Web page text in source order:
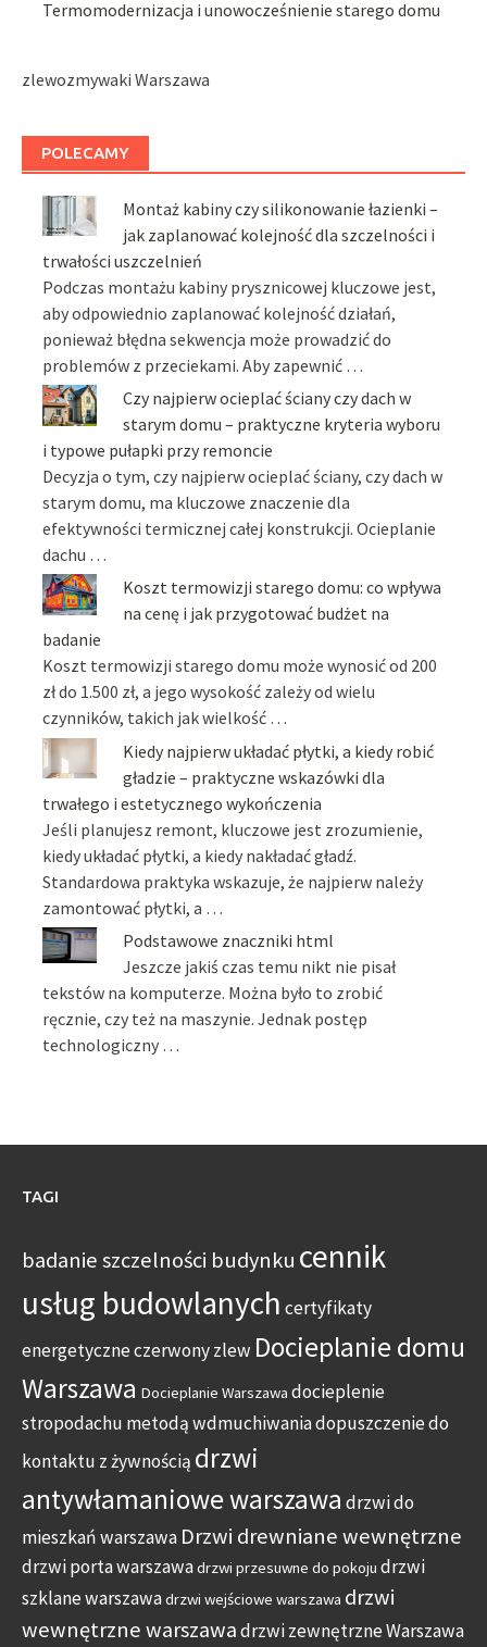
Termomodernizacja i unowocześnienie starego domu
zlewozmywaki Warszawa
POLECAMY
Montaż kabiny czy silikonowanie łazienki –
jak zaplanować kolejność dla szczelności i
trwałości uszczelnień
Podczas montażu kabiny prysznicowej kluczowe jest,
aby odpowiednio zaplanować kolejność działań,
ponieważ błędna sekwencja może prowadzić do
problemów z przeciekami. Aby zapewnić …
Czy najpierw ocieplać ściany czy dach w
starym domu – praktyczne kryteria wyboru
i typowe pułapki przy remoncie
Decyzja o tym, czy najpierw ocieplać ściany, czy dach w
starym domu, ma kluczowe znaczenie dla
efektywności termicznej całej konstrukcji. Ocieplanie
dachu …
Koszt termowizji starego domu: co wpływa
na cenę i jak przygotować budżet na
badanie
Koszt termowizji starego domu może wynosić od 200
zł do 1.500 zł, a jego wysokość zależy od wielu
czynników, takich jak wielkość …
Kiedy najpierw układać płytki, a kiedy robić
gładzie – praktyczne wskazówki dla
trwałego i estetycznego wykończenia
Jeśli planujesz remont, kluczowe jest zrozumienie,
kiedy układać płytki, a kiedy nakładać gładź.
Standardowa praktyka wskazuje, że najpierw należy
zamontować płytki, a …
Podstawowe znaczniki html
Jeszcze jakiś czas temu nikt nie pisał
tekstów na komputerze. Można było to zrobić
ręcznie, czy też na maszynie. Jednak postęp
technologiczny …
TAGI
badanie szczelności budynku cennik
usług budowlanych certyfikaty
energetyczneczerwony zlew Docieplanie domu
Warszawa Docieplanie Warszawa docieplenie
stropodachu metodą wdmuchiwaniadopuszczenie do
kontaktu z żywnością drzwi
antywłamaniowe warszawa drzwi do
mieszkań warszawa Drzwi drewniane wewnętrzne
drzwi porta warszawadrzwi przesuwne do pokoju drzwi
szklane warszawadrzwi wejściowe warszawa drzwi
wewnętrzne warszawadrzwi zewnętrzne Warszawa